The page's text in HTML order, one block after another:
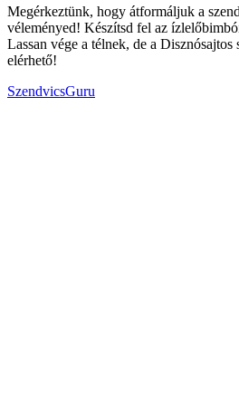
Megérkeztünk, hogy átformáljuk a
véleményed! Készítsd fel az
Lassan vége a télnek, de a
elérhető!
SzendvicsGuru